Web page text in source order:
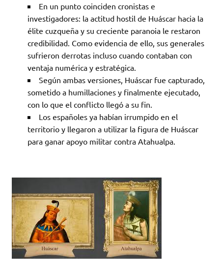
En un punto coinciden cronistas e
investigadores: la actitud hostil de Huáscar hacia la
élite cuzqueña y su creciente paranoia le restaron
credibilidad. Como evidencia de ello, sus generales
sufrieron derrotas incluso cuando contaban con
ventaja numérica y estratégica.
Según ambas versiones, Huáscar fue capturado,
sometido a humillaciones y finalmente ejecutado,
con lo que el conflicto llegó a su fin.
Los españoles ya habían irrumpido en el
territorio y llegaron a utilizar la figura de Huáscar
para ganar apoyo militar contra Atahualpa.